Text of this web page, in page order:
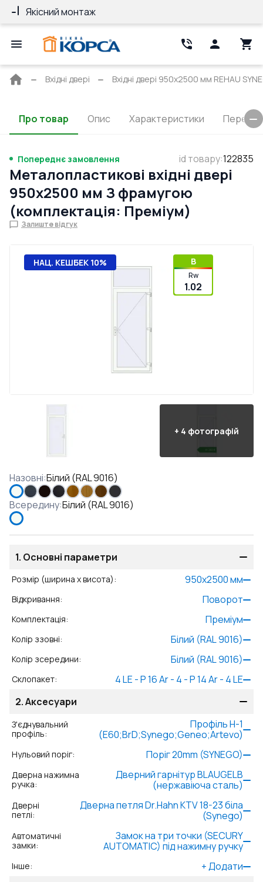
Якісний монтаж
Головна
Вхідні двері Вхідні двері 950x2500 мм REHAU
Про товар Опис Характеристики
Попереднє замовлення id товару:122835
Металопластикові вхідні двері
950x2500 мм З фрамугою
(комплектація: Преміум)
Залиште відгук
НАЦ. КЕШБЕК 10% B
Rw
1.02
+ 4 фотографій
Назовні:Білий (RAL 9016)
Всередину:Білий (RAL 9016)
1. Основні параметри
Розмір (ширина x висота): 950x2500мм
Відкривання: Поворот
Комплектація: Преміум
Колір ззовні: Білий (RAL 9016)
Колір зсередини: Білий (RAL 9016)
Склопакет:
4 LE - P 16 Ar - 4 - P 14 Ar - 4 LE
2.Аксесуари
З'єднувальний
профіль:
Профіль Н-1
(E60;BrD;Synego;Geneo;Artevo)
Нульовий поріг: Поріг 20mm (SYNEGO)
Дверна нажимна
ручка:
Дверний гарнітур BLAUGELB
(нержавіюча сталь)
Дверні
петлі:
Дверна петля Dr.Hahn KTV 18-23 біла
(Synego)
Автоматичні
замки:
Замок на три точки (SECURY
AUTOMATIC) під нажимну ручку
Інше: +Додати